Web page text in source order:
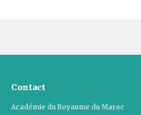
Contact
Académie du Royaume du Maroc